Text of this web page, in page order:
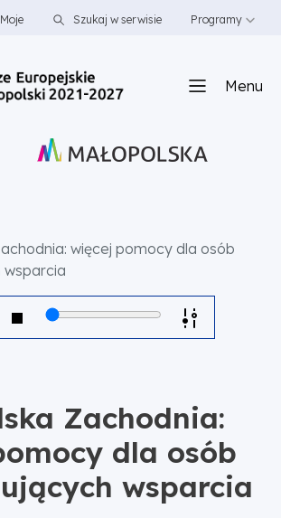
Moje Szukaj w serwisie Programy
Menu
więcej pomocy dla osób
Zachodnia:
dla osób
wsparcia